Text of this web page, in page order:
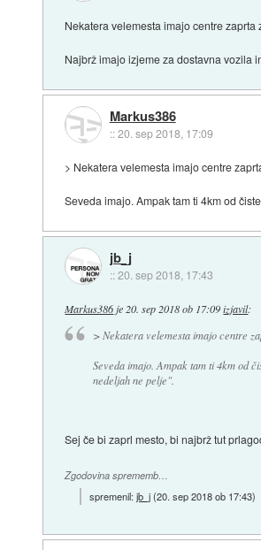
Nekatera velemesta imajo centre
Najbrž imajo izjeme za dostavna vozila
Markus386
::20. sep 2018, 17:09
> Nekatera velemesta imajo centre
Seveda imajo. Ampak tam ti 4km od
jb_j
::20. sep 2018, 17:43
Markus386 je 20. sep 2018 ob 17:09 izjavil:
> Nekatera velemesta imajo centre
Seveda imajo. Ampak tam ti 4km od
nedeljah ne pelje".
Sej če bi zaprl mesto, bi najbrž tut
Zgodovina sprememb…
spremenil:jb_j(20. sep 2018 ob 17:43)